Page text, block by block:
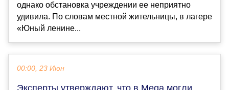
однако обстановка учреждении ее неприятно
удивила. По словам местной жительницы, в лагере
«Юный ленине...
00:00, 23 Июн